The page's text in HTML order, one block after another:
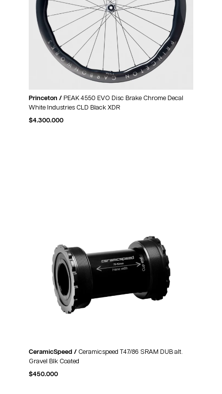
Princeton / PEAK 4550 EVO Disc Brake Chrome Decal
White Industries CLD Black XDR
$4.300.000
CeramicSpeed / Ceramicspeed T47/86 SRAM DUB alt.
Gravel Blk Coated
$450.000